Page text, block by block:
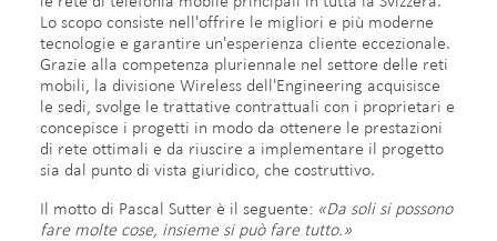
Lo scopo consiste nell'offrire le migliori e più moderne
tecnologie e garantire un'esperienza cliente eccezionale.
Grazie alla competenza pluriennale nel settore delle reti
mobili, la divisione Wireless dell'Engineering acquisisce
le sedi, svolge le trattative contrattuali con i proprietari e
concepisce i progetti in modo da ottenere le prestazioni
di rete ottimali e da riuscire a implementare il progetto
sia dal punto di vista giuridico, che costruttivo.
Il motto di Pascal Sutter è il seguente: «Da soli si possono
fare molte cose, insieme si può fare tutto.»